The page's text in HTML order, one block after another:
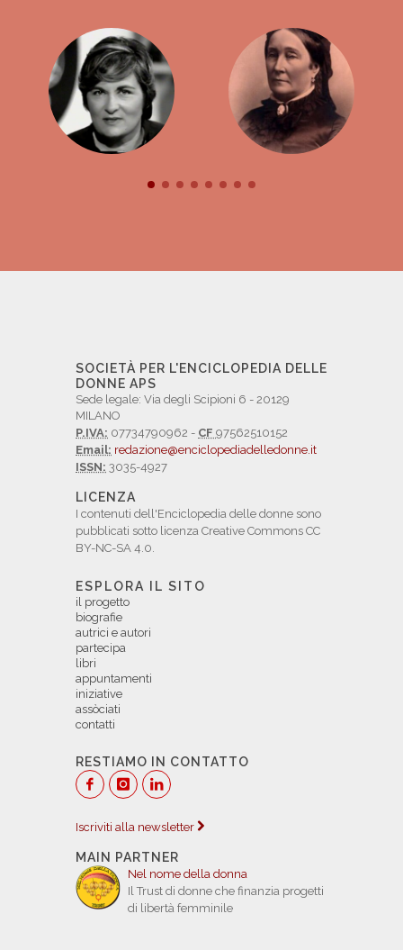
SOCIETÀ PER L'ENCICLOPEDIA DELLE
DONNE APS
Sede legale: Via degli Scipioni 6 - 20129
MILANO
P.IVA: 07734790962 - CF 97562510152
Email: redazione@enciclopediadelledonne.it
ISSN: 3035-4927
LICENZA
I contenuti dell'Enciclopedia delle donne sono
pubblicati sotto licenza Creative Commons CC
BY-NC-SA 4.0.
ESPLORA IL SITO
il progetto
biografie
autrici e autori
partecipa
libri
appuntamenti
iniziative
assòciati
contatti
RESTIAMO IN CONTATTO
Iscriviti alla newsletter
MAIN PARTNER
Nel nome della donna
Il Trust di donne che finanzia progetti
di libertà femminile